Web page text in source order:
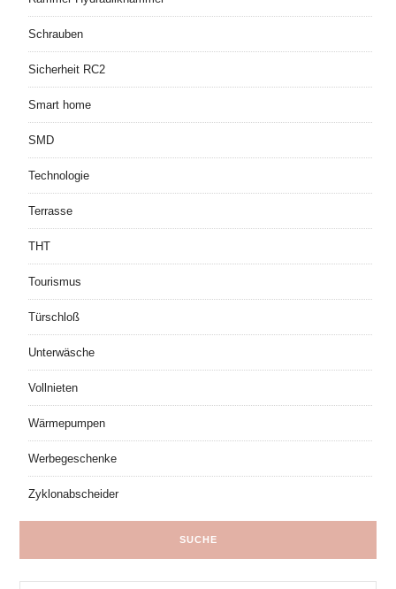
Schrauben
Sicherheit RC2
Smart home
SMD
Technologie
Terrasse
THT
Tourismus
Türschloß
Unterwäsche
Vollnieten
Wärmepumpen
Werbegeschenke
Zyklonabscheider
SUCHE